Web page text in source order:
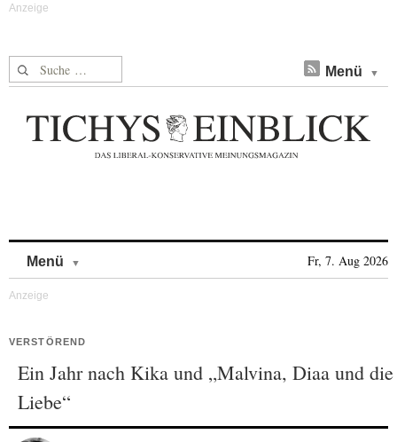
Suche nach: Menü
Menü Fr, 7. Aug 2026
VERSTÖREND
Ein Jahr nach Kika und „Malvina, Diaa und die
Liebe“